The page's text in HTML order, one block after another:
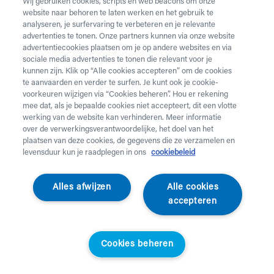
Vul onderstaand formulier in voor de huur van
zorgmateriaal.Dringende levering of levering in het
weekendnodig? Neem telefonisch contact op via 02 218
22 22.
Heb jekrukken nodig? Die kan je enkel aankopen. Wil je
huurmateriaal laten ophalen? Dat kan hier.
Opgelet!Je huurt voor minstens 1 maand en betaalt een
servicekost. Check de prijzenhier. Een gewone levering
duurt 2 werkdagen, een dringende levering krijg je de
feestdagen.
website naar behoren te laten werken en het gebruik te
analyseren, je surfervaring te verbeteren en je relevante
advertenties te tonen. Onze partners kunnen via onze website
advertentiecookies plaatsen om je op andere websites en via
sociale media advertenties te tonen die relevant voor je
kunnen zijn. Klik op “Alle cookies accepteren” om de cookies
te aanvaarden en verder te surfen. Je kunt ook je cookie-
voorkeuren wijzigen via “Cookies beheren”. Hou er rekening
mee dat, als je bepaalde cookies niet accepteert, dit een vlotte
werking van de website kan verhinderen. Meer informatie
over de verwerkingsverantwoordelijke, het doel van het
plaatsen van deze cookies, de gegevens die ze verzamelen en
levensduur kun je raadplegen in ons
cookiebeleid
Alle cookies
accepteren
Alles afwijzen
Cookies beheren